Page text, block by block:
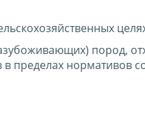
пород,
пределах нормативов